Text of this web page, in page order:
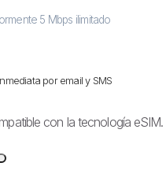
5 Mbps ilimitado
por email y SMS
con la tecnología eSIM.